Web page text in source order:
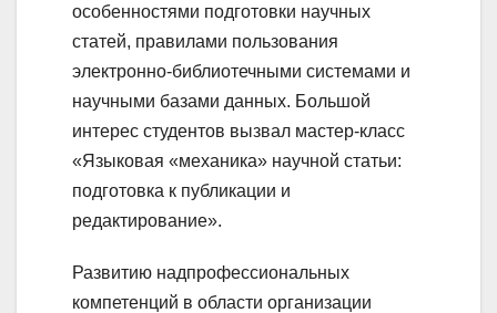
особенностями подготовки научных
статей, правилами пользования
электронно-библиотечными системами и
научными базами данных. Большой
интерес студентов вызвал мастер-класс
«Языковая «механика» научной статьи:
подготовка к публикации и
редактирование».
Развитию надпрофессиональных
компетенций в области организации